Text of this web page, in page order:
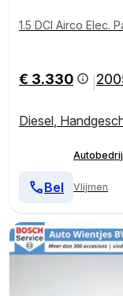
1.5 DCI Airco Elec.
€ 3.330
Diesel,
Vlijmen
Bel